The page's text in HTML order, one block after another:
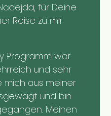
für Deine
Reise zu mir
Programm war
und sehr
aus meiner
und bin
Meinen